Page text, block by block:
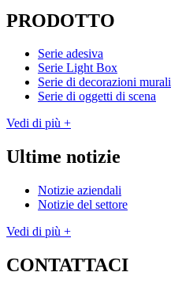
PRODOTTO
Serie adesiva
Serie Light Box
Serie di decorazioni murali
Serie di oggetti di scena
Vedi di più +
Ultime notizie
Notizie aziendali
Notizie del settore
Vedi di più +
CONTATTACI